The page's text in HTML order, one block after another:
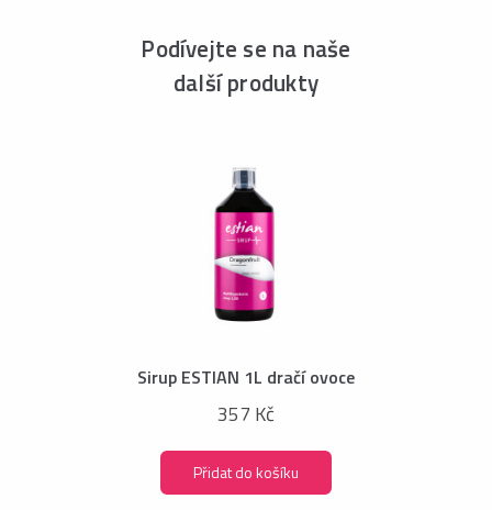
Podívejte se na naše
další produkty
Sirup ESTIAN 1L dračí ovoce
357 Kč
Přidat do košíku